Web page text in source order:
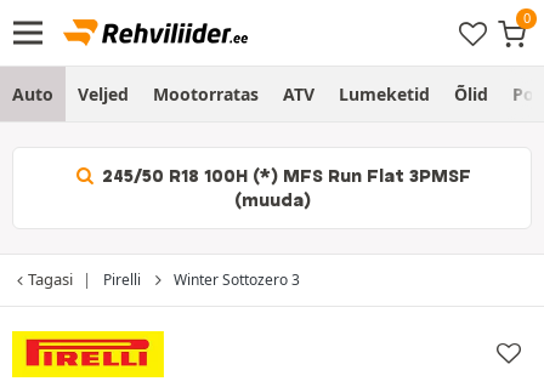
Auto Veljed Mootorratas ATV Lumeketid Õlid
245/50 R18 100H (*) MFS Run Flat 3PMSF
(muuda)
Tagasi Pirelli Winter Sottozero 3